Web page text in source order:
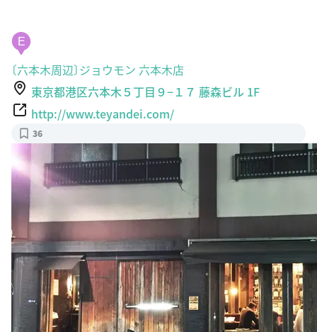
E
〔六本木周辺〕ジョウモン 六本木店
東京都港区六本木５丁目９−１７ 藤森ビル 1F
http://www.teyandei.com/
36